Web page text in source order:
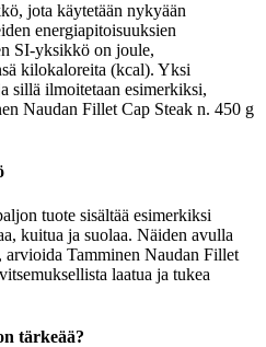
jota käytetään nykyään
energiapitoisuuksien
SI-yksikkö on joule,
kilokaloreita (kcal). Yksi
sillä ilmoitetaan esimerkiksi,
Naudan Fillet Cap Steak n. 450 g
tuote sisältää esimerkiksi
kuitua ja suolaa. Näiden avulla
arvioida Tamminen Naudan Fillet
laatua ja tukea
tärkeää?